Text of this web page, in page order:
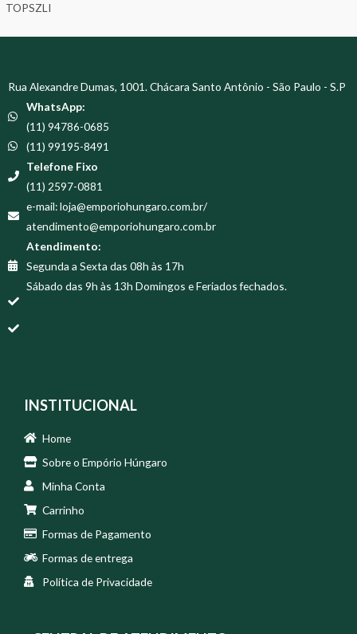
TOPSZLI
Rua Alexandre Dumas, 1001. Chácara Santo Antônio - São Paulo - S.P
WhatsApp:
(11) 94786-0685
(11) 99195-8491
Telefone Fixo
(11) 2597-0881
e-mail: loja@emporiohungaro.com.br/
atendimento@emporiohungaro.com.br
Atendimento:
Segunda a Sexta das 08h às 17h
Sábado das 9h às 13h Domingos e Feriados fechados.
INSTITUCIONAL
Home
Sobre o Empório Húngaro
Minha Conta
Carrinho
Formas de Pagamento
Formas de entrega
Política de Privacidade